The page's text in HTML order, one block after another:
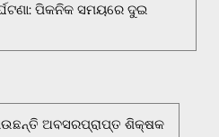
ପିକନିକ ସମୟରେ ଦୁଇ
ଅବସରପ୍ରାପ୍ତ ଶିକ୍ଷକ